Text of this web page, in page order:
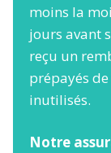
moins la
jours avant
reçu un
prépayés
inutilisés.
Notre